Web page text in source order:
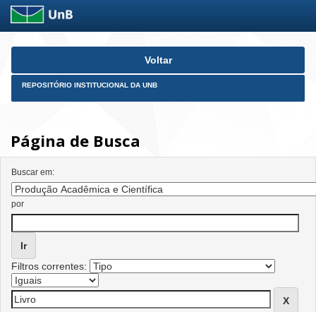
Skip
Voltar
REPOSITÓRIO INSTITUCIONAL DA UNB
Página de Busca
Buscar em:
por
Filtros correntes: